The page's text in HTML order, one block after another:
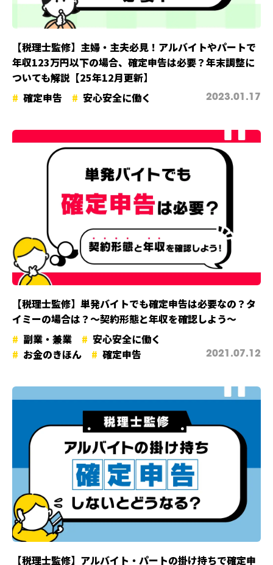
【税理士監修】主婦・主夫必見！アルバイトやパートで
年収123万円以下の場合、確定申告は必要？年末調整に
ついても解説【25年12月更新】
確定申告
安心安全に働く 2023.01.17
【税理士監修】単発バイトでも確定申告は必要なの？タ
イミーの場合は？〜契約形態と年収を確認しよう〜
副業・兼業
安心安全に働く
お金のきほん
確定申告 2021.07.12
【税理士監修】アルバイト・パートの掛け持ちで確定申